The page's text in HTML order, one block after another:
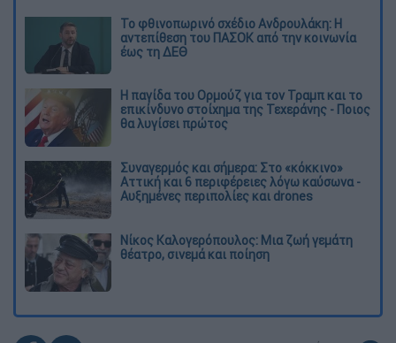
Το φθινοπωρινό σχέδιο Ανδρουλάκη: Η
αντεπίθεση του ΠΑΣΟΚ από την κοινωνία
έως τη ΔΕΘ
Η παγίδα του Ορμούζ για τον Τραμπ και το
επικίνδυνο στοίχημα της Τεχεράνης - Ποιος
θα λυγίσει πρώτος
Συναγερμός και σήμερα: Στο «κόκκινο»
Αττική και 6 περιφέρειες λόγω καύσωνα -
Αυξημένες περιπολίες και drones
Νίκος Καλογερόπουλος: Μια ζωή γεμάτη
θέατρο, σινεμά και ποίηση